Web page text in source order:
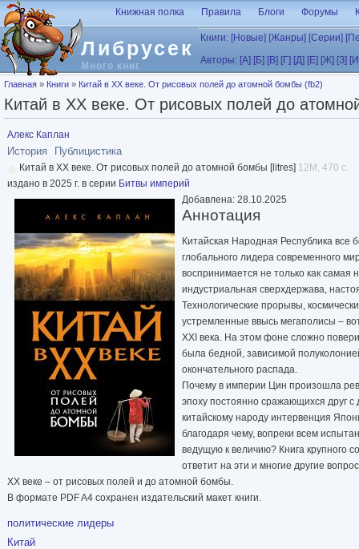
Перейти к основному содержанию
Либрусек
Много книг
Книжная полка Правила Блоги Форумы
Книги: [Новые] [Жанры] [Серии]
Авторы: [А] [Б] [В] [Г] [Д] [Е] [Ж] [З]
Вы здесь
Главная » Книги » Китай в XX веке. От рисовых полей до атомной бомбы (fb2)
Китай в XX веке. От рисовых полей до
Алекс Каплан
История Публицистика
Китай в XX веке. От рисовых полей до атомной бомбы [litres] 12M, 470 с.
издано в 2025 г. в серии Битвы империй
Добавлена: 28.10.2025
Аннотация
Китайская Народная Республика все
глобального лидера современного
воспринимается не только как самая
индустриальная сверхдержава,
Технологические прорывы,
устремленные ввысь мегаполисы –
XXI века. На этом фоне сложно
была бедной, зависимой
окончательного распада.
Почему в империи Цин произошла
эпоху постоянно сражающихся друг с
китайскому народу интервенция
благодаря чему, вопреки всем
ведущую к величию? Книга крупного
ответит на эти и многие другие
XX веке – от рисовых полей и до атомной бомбы.
В формате PDF A4 сохранен издательский макет книги.
политические лидеры
Китай